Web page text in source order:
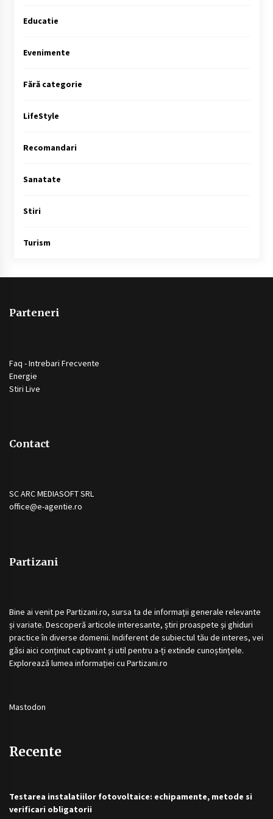
Educatie
Evenimente
Fără categorie
LifeStyle
Recomandari
Sanatate
Stiri
Turism
Parteneri
Faq - Intrebari Frecvente
Energie
Stiri Live
Contact
SC ARC MEDIASOFT SRL
office@e-agentie.ro
Partizani
Bine ai venit pe Partizani.ro, sursa ta de informații generale relevante
și variate. Descoperă articole interesante, știri proaspete și ghiduri
practice în diverse domenii. Indiferent de subiectul tău de interes, vei
găsi aici conținut captivant și util pentru a-ți extinde cunoștințele.
Explorează lumea informației cu Partizani.ro
Mastodon
Recente
Testarea instalatiilor fotovoltaice: echipamente, metode si
verificari obligatorii